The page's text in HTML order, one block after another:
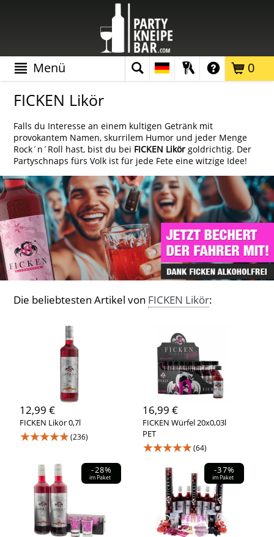
0
Menü
FICKEN Likör
Falls du Interesse an einem kultigen Getränk mit
provokantem Namen, skurrilem Humor und jeder Menge
Rock´n´Roll hast, bist du bei FICKEN Likör goldrichtig. Der
Partyschnaps fürs Volk ist für jede Fete eine witzige Idee!
Die beliebtesten Artikel von FICKEN Likör:
12,99 €
FICKEN Likör 0,7l
★★★★★(236)
16,99 €
FICKEN Würfel 20x0,03l
PET
★★★★★(64)
-28%
im Paket
-37%
im Paket